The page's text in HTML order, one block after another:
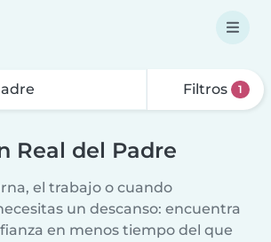
Filtros 1
Real del Padre
el trabajo o cuando
un descanso: encuentra
en menos tiempo del que